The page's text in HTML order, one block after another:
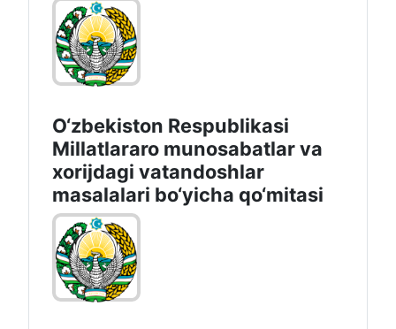
O‘zbekiston Respublikasi
Millatlararo munosabatlar va
xorijdagi vatandoshlar
masalalari bo‘yicha qo‘mitasi